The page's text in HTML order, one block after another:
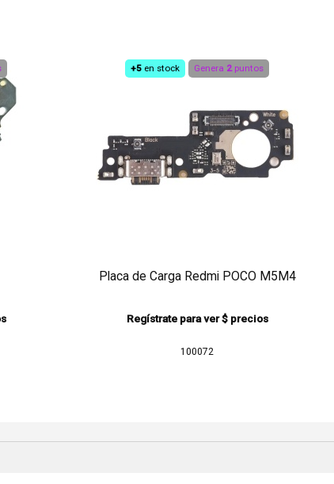
+5 en stock Genera 2puntos
Placa de Carga Redmi POCO M5M4
Regístrate para ver $ precios
100072